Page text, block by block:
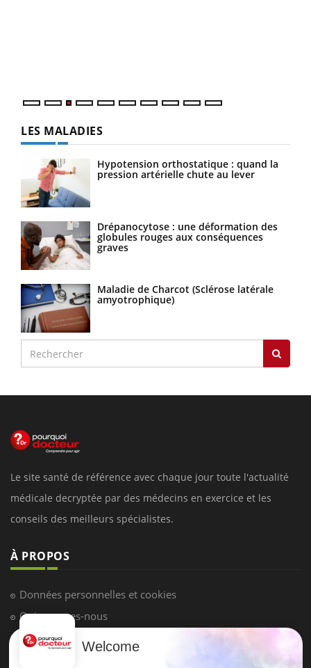
LES MALADIES
Hypotension orthostatique : quand la
pression artérielle chute au lever
Drépanocytose : une déformation des
globules rouges aux conséquences
graves
Maladie de Charcot (Sclérose latérale
amyotrophique)
Le site santé de référence avec chaque jour toute l'actualité
médicale decryptée par des médecins en exercice et les
conseils des meilleurs spécialistes.
À PROPOS
Données personnelles et cookies
Qui sommes-nous
Conditions d'utilisation
Welcome